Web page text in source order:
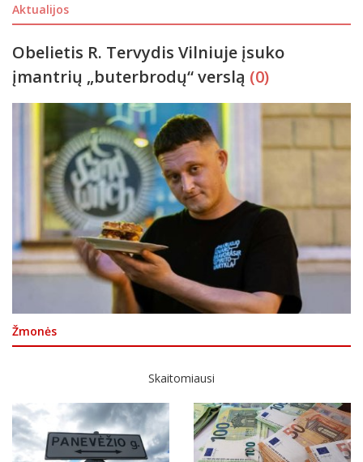
Aktualijos
Obelietis R. Tervydis Vilniuje įsuko
įmantrių „buterbrodų“ verslą (0)
Žmonės
Skaitomiausi